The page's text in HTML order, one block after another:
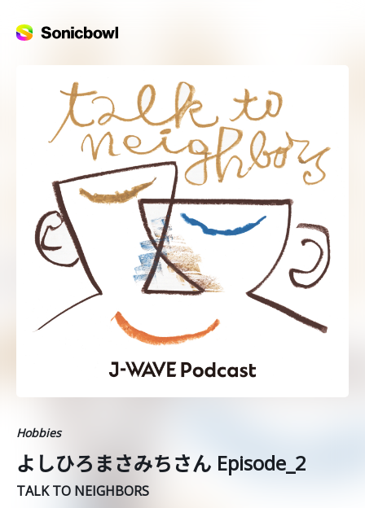
Hobbies
よしひろまさみちさん Episode_2
TALK TO NEIGHBORS